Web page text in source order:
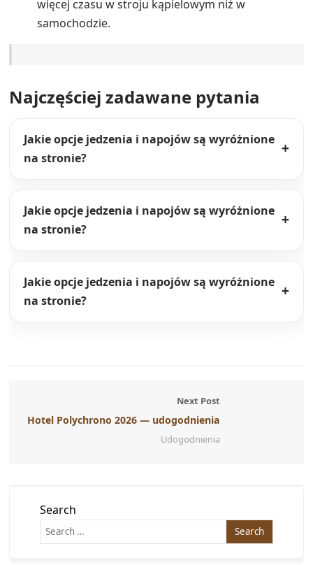
Plaże
Pokoje rodzinne
Polichrono
Rezerwacja bezpośrednia
Udogodnienia